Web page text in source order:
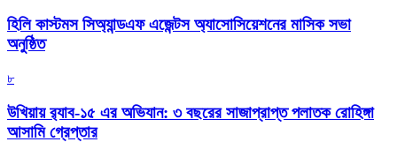
হিলি কাস্টমস সিঅ্যান্ডএফ এজেন্টস অ্যাসোসিয়েশনের মাসিক সভা
অনুষ্ঠিত
৮
উখিয়ায় র‍্যাব-১৫ এর অভিযান: ৩ বছরের সাজাপ্রাপ্ত পলাতক রোহিঙ্গা
আসামি গ্রেপ্তার